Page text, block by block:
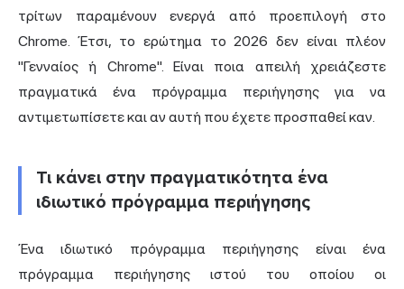
τρίτων παραμένουν ενεργά από προεπιλογή στο
Chrome. Έτσι, το ερώτημα το 2026 δεν είναι πλέον
"Γενναίος ή Chrome". Είναι ποια απειλή χρειάζεστε
πραγματικά ένα πρόγραμμα περιήγησης για να
αντιμετωπίσετε και αν αυτή που έχετε προσπαθεί καν.
Τι κάνει στην πραγματικότητα ένα
ιδιωτικό πρόγραμμα περιήγησης
Ένα ιδιωτικό πρόγραμμα περιήγησης είναι ένα
πρόγραμμα περιήγησης ιστού του οποίου οι